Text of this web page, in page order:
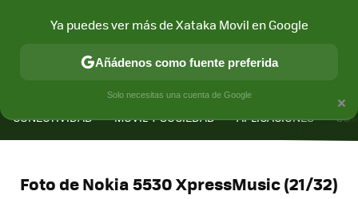
CONECTIVIDAD MÓVIL Y SOCIEDAD APLICACIONES
Foto de Nokia 5530 XpressMusic (21/32)
×
Ya puedes ver más de Xataka Movil en Google
Añádenos como fuente preferida
Solo necesitas una cuenta de Google